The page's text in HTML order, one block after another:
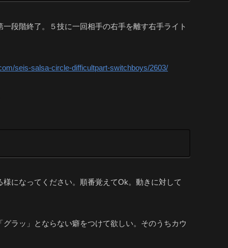
段階終了。５技に一回相手の右手を離す右手ライト
seis-salsa-circle-difficultpart-switchboys/2603/
になってください。順番覚えてOk。動きに対して
ラッ」とならない癖をつけて欲しい。そのうちカウ